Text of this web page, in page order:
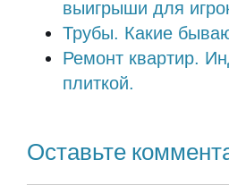
выигрыши для
Трубы. Какие
Ремонт квартир.
плиткой.
Оставьте